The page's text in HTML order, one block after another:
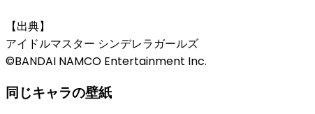
【出典】
アイドルマスター シンデレラガールズ
©BANDAI NAMCO Entertainment Inc.
同じキャラの壁紙